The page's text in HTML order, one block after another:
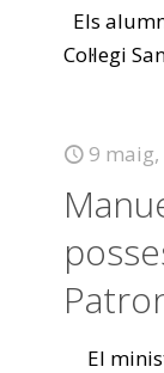
Els
Col·legi
9 maig,
El